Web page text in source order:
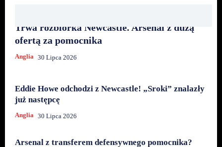
Trwa rozbiórka Newcastle. Arsenal z dużą
ofertą za pomocnika
Anglia 30 Lipca 2026
Eddie Howe odchodzi z Newcastle! „Sroki” znalazły
już następcę
Anglia 30 Lipca 2026
Arsenal z transferem defensywnego pomocnika?